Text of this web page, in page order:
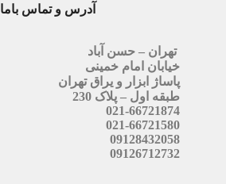
آدرس و تماس باما
تهران – حسن آباد
خیابان امام خمینی
پاساژ ابزار و یراق تهران
طبقه اول – پلاک 230
021-66721874
021-66721580
09128432058
09126712732